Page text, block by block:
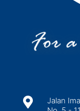

Jalan